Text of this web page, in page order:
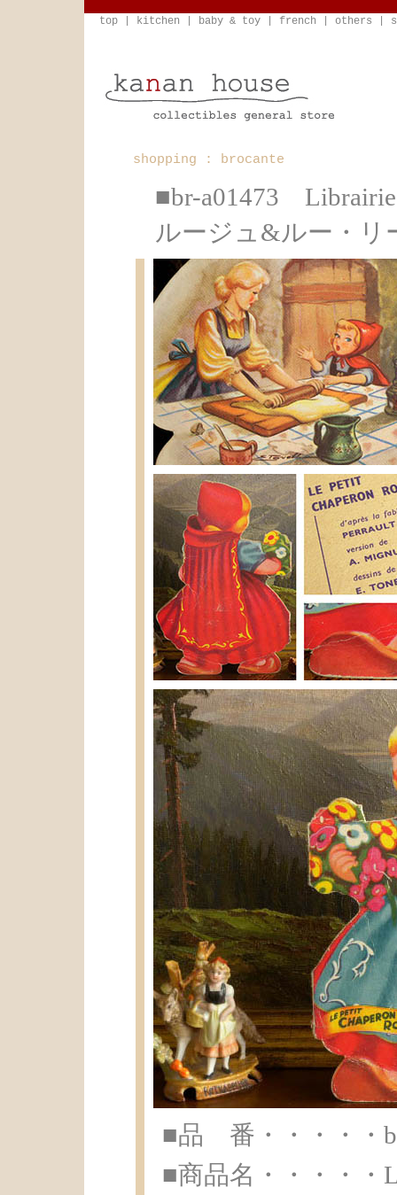
top kitchen baby & toy french others
shopping : brocante
■br-a01473
ルージュ&ルー・リ
■品 番・・・・・
■商品名・・・・・